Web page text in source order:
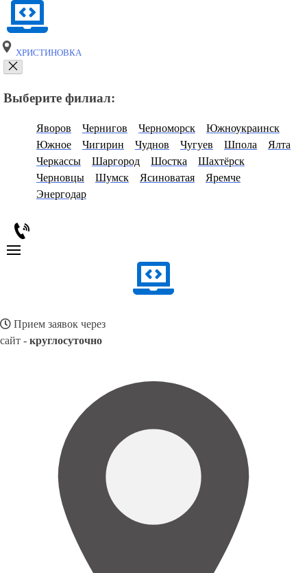
ХРИСТИНОВКА
Выберите филиал:
Яворов Чернигов Черноморск
Южноукраинск
Южное
Чигирин Чуднов Чугуев Шпола
Ялта
Черкассы
Шаргород Шостка
Шахтёрск
Черновцы
Шумск Ясиноватая
Яремче
Энергодар
Прием заявок через
сайт - круглосуточно